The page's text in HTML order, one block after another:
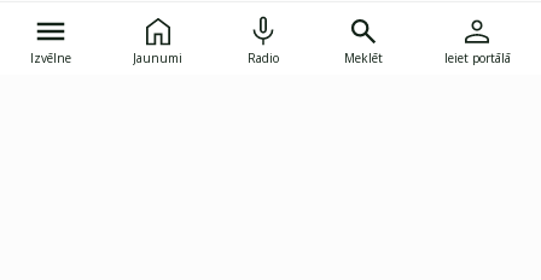
Izvēlne Jaunumi Radio Meklēt Ieiet portālā